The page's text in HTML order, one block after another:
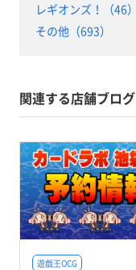
レギオンズ！（46）
その他（693）
関連する店舗ブログ
遊戯王OCG